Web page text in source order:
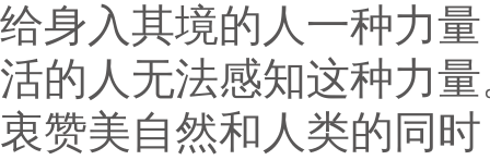
给身入其境的人一种力
活的人无法感知这种力
衷赞美自然和人类的同